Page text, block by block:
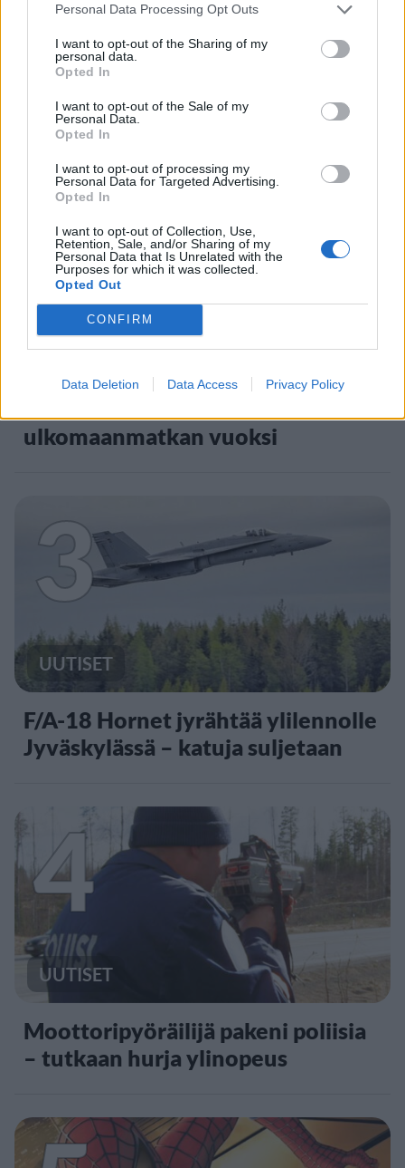
Personal Data Processing Opt Outs
I want to opt-out of the Sharing of my
personal data.
Opted In
I want to opt-out of the Sale of my
Personal Data.
Opted In
I want to opt-out of processing my
Personal Data for Targeted Advertising.
Opted In
I want to opt-out of Collection, Use,
Retention, Sale, and/or Sharing of my
Personal Data that Is Unrelated with the
Purposes for which it was collected.
Opted Out
CONFIRM
Data Deletion Data Access Privacy Policy
MATKAILU
Maailman eniten matkustaneet
valitsivat suosikkikohteensa –
yllättävä voittaja
2
UUTISET
ulkomaanmatkan vuoksi
3
UUTISET
F/A-18 Hornet jyrähtää ylilennolle
Jyväskylässä – katuja suljetaan
4
UUTISET
Moottoripyöräilijä pakeni poliisia
– tutkaan hurja ylinopeus